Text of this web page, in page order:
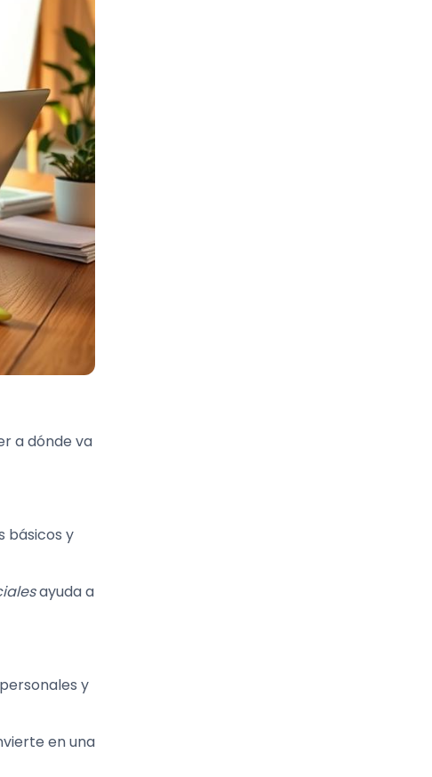
a dónde va
básicos y
ayuda a
y
en una